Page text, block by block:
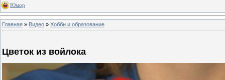
Юмор
Главная » Видео » Хобби и образование
Цветок из войлока